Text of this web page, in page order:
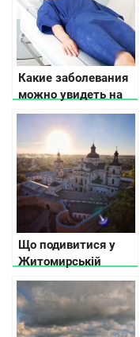
Какие заболевания
можно увидеть на
КТ?
Що подивитися у
Житомирській
області